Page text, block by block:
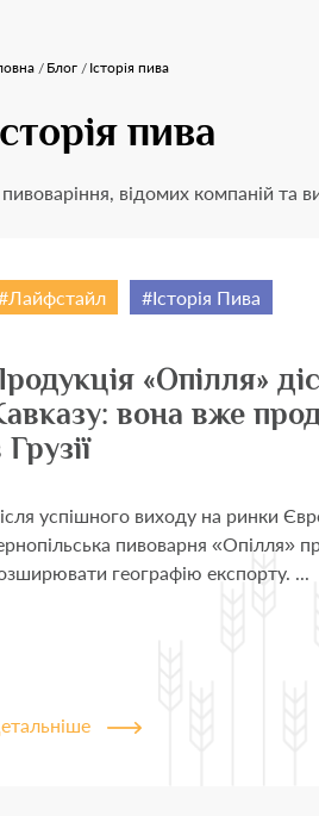
Блог Історія пива
пива
пивоваріння, відомих компаній та
Лайфстайл Історія Пива
«Опілля»
вона вже
Грузії
успішного виходу на ринки
пивоварня «Опілля»
географію експорту. ...